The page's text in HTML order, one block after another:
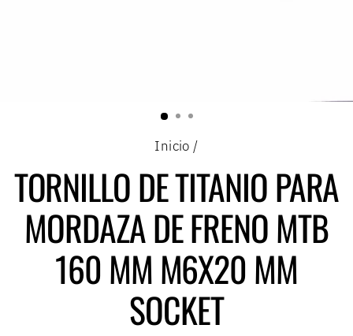
Inicio /
TORNILLO DE TITANIO PARA
MORDAZA DE FRENO MTB
160 MM M6X20 MM
SOCKET